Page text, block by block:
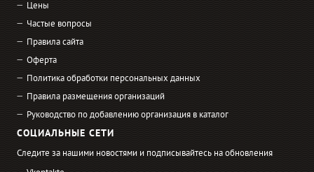
Цены
Частые вопросы
Правила сайта
Оферта
Политика обработки персональных данных
Правила размещения организаций
Руководство по добавлению организация в каталог
СОЦИАЛЬНЫЕ СЕТИ
Следите за нашими новостями и подписывайтесь на обновления